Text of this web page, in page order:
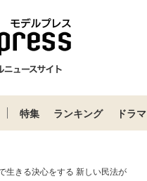
特集 ランキング ドラマ
生きる決心をする 新しい民法が